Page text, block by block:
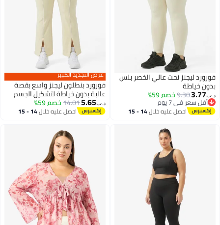
فورورد ليجنز نحت عالي الخصر بلس
بدون خياطة
د.ب‏3.77
9.30خصم 59%
أقل سعر في 7 يوم
أقل سعر في 7 يوماحصل عليه خلال 14 - 15
عرض التجديد الكبير
فورورد بنطلون ليجنز واسع بقصة
عالية بدون خياطة لتشكيل الجسم
د.ب‏5.65
14.01خصم 59%
احصل عليه خلال 14 - 15